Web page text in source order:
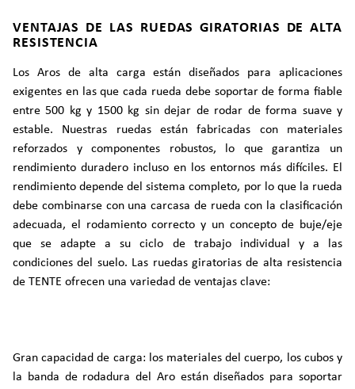
VENTAJAS DE LAS RUEDAS GIRATORIAS DE ALTA
RESISTENCIA
Los Aros de alta carga están diseñados para aplicaciones
exigentes en las que cada rueda debe soportar de forma fiable
entre 500 kg y 1500 kg sin dejar de rodar de forma suave y
estable. Nuestras ruedas están fabricadas con materiales
reforzados y componentes robustos, lo que garantiza un
rendimiento duradero incluso en los entornos más difíciles. El
rendimiento depende del sistema completo, por lo que la rueda
debe combinarse con una carcasa de rueda con la clasificación
adecuada, el rodamiento correcto y un concepto de buje/eje
que se adapte a su ciclo de trabajo individual y a las
condiciones del suelo. Las ruedas giratorias de alta resistencia
de TENTE ofrecen una variedad de ventajas clave:
Gran capacidad de carga: los materiales del cuerpo, los cubos y
la banda de rodadura del Aro están diseñados para soportar